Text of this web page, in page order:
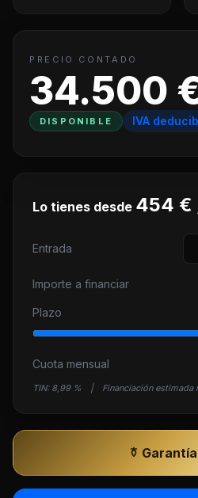
PRECIO CONTADO
34.500
DISPONIBLE IVA
Lo tienes desde 454 €
Entrada
Importe a financiar
Plazo
Cuota mensual
TIN: 8,99 % | Financiación estimada
Garantía